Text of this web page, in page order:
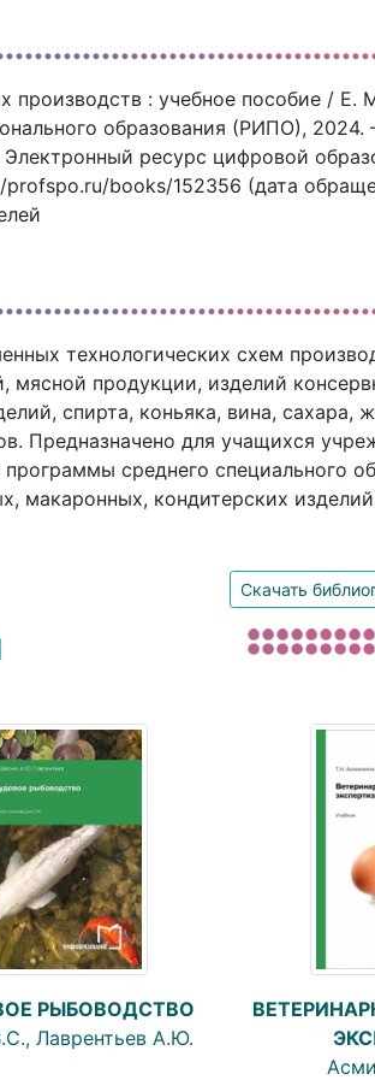
производств : учебное пособие /
образования (РИПО),
ресурс цифровой
books/152356 (дата
технологических схем
мясной продукции, изделий
спирта, коньяка, вина, сахара,
Предназначено для учащихся
среднего специального
макаронных, кондитерских
Скачать
РЫБОВОДСТВО
Лаврентьев А.Ю.